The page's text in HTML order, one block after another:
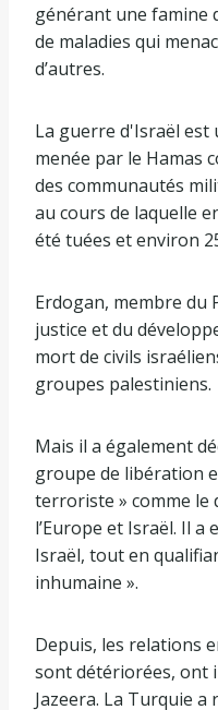
générant une famine
de maladies qui
d’autres.
La guerre d'Israël est
menée par le Hamas
des communautés
au cours de laquelle
été tuées et environ
Erdogan, membre du
justice et du
mort de civils
groupes palestiniens.
Mais il a également
groupe de libération
terroriste » comme le
l’Europe et Israël. Il
Israël, tout en
inhumaine ».
Depuis, les relations
sont détériorées, ont
Jazeera. La Turquie